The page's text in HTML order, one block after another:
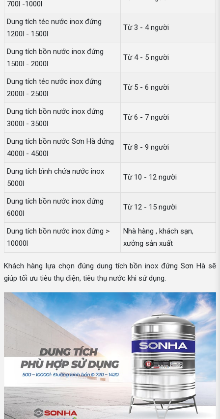
700l -1000l
Dung tích téc nước inox đứng
1200l - 1500l
Từ 3 - 4 người
Dung tích bồn nước inox đứng
1500l - 2000l
Từ 4 - 5 người
Dung tích téc nước inox đứng
2000l - 2500l
Từ 5 - 6 người
Dung tích bồn nước inox đứng
3000l - 3500l
Từ 6 - 7 người
Dung tích bồn nước Sơn Hà đứng
4000l - 4500l
Từ 8 - 9 người
Dung tích bình chứa nước inox
5000l
Từ 10 - 12 người
Dung tích bồn nước inox đứng
6000l
Từ 12 - 15 người
Dung tích bồn nước inox đứng >
10000l
Nhà hàng , khách sạn,
xưởng sản xuất
Khách hàng lựa chọn đúng dung tích bồn inox đứng Sơn Hà sẽ
giúp tối ưu tiêu thụ điện, tiêu thụ nước khi sử dụng.